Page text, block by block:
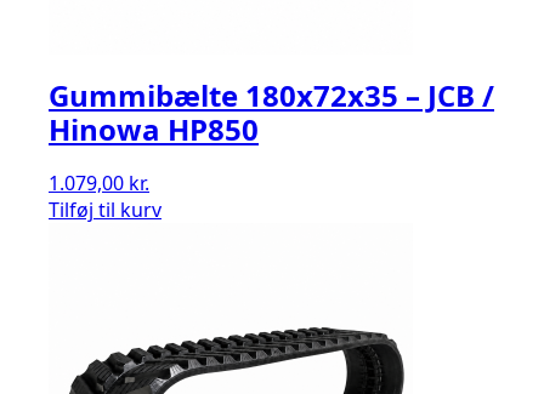
Gummibælte 180x72x35 – JCB /
Hinowa HP850
1.079,00 kr.
Tilføj til kurv